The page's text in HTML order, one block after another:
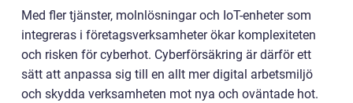
Med fler tjänster, molnlösningar och IoT-enheter som
integreras i företagsverksamheter ökar komplexiteten
och risken för cyberhot. Cyberförsäkring är därför ett
sätt att anpassa sig till en allt mer digital arbetsmiljö
och skydda verksamheten mot nya och oväntade hot.